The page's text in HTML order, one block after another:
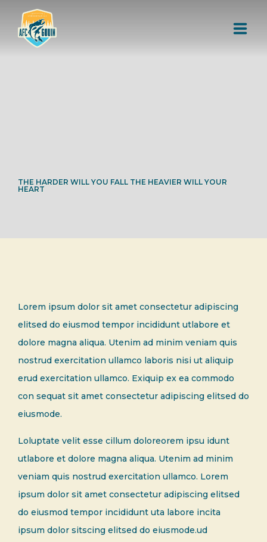
THE HARDER WILL YOU FALL THE HEAVIER WILL YOUR
HEART
Lorem ipsum dolor sit amet consectetur adipiscing
elitsed do eiusmod tempor incididunt utlabore et
dolore magna aliqua. Utenim ad minim veniam quis
nostrud exercitation ullamco laboris nisi ut aliquip
erud exercitation ullamco. Exiquip ex ea commodo
con sequat sit amet consectetur adipiscing elitsed do
eiusmode.
Loluptate velit esse cillum doloreorem ipsu idunt
utlabore et dolore magna aliqua. Utenim ad minim
veniam quis nostrud exercitation ullamco. Lorem
ipsum dolor sit amet consectetur adipiscing elitsed
do eiusmod tempor incididunt uta labore incita
ipsum dolor sitscing elitsed do eiusmode.ud